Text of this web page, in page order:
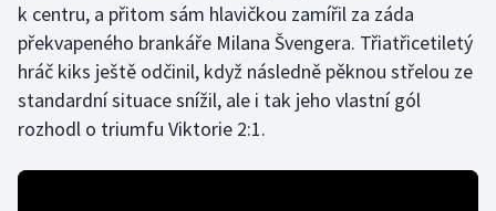
Ragby
Rychlobruslení
Rychlostní kanoistika
k centru, a přitom sám hlavičkou zamířil za záda
překvapeného brankáře Milana Švengera. Třiatřicetiletý
hráč kiks ještě odčinil, když následně pěknou střelou ze
standardní situace snížil, ale i tak jeho vlastní gól
rozhodl o triumfu Viktorie 2:1.